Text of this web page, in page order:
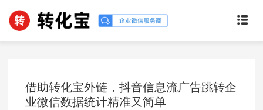
借助转化宝外链，抖音信息流广告跳转企
业微信数据统计精准又简单